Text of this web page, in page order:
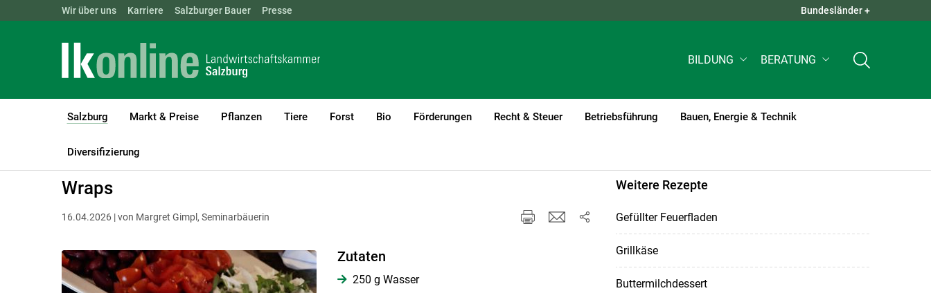
Landwirtschaftskammern: ÖSTERREICH BGLD KTN QUICK LINKS +
Wir über uns Karriere Salzburger Bauer Presse Bundesländer +
BILDUNG BERATUNG
Salzburg
(current)1
Markt & Preise Pflanzen Tiere Forst Bio Förderungen Recht & Steuer Betriebsführung Bauen, Energie & Technik
Diversifizierung
LK Salzburg Salzburg
Wraps
16.04.2026 | von Margret Gimpl, Seminarbäuerin
Zutaten
250 g Wasser
Weitere Rezepte
Gefüllter Feuerfladen
Grillkäse
Buttermilchdessert